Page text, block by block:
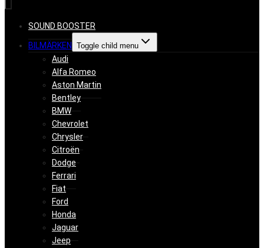
SOUND BOOSTER
BILMÄRKEN Toggle child menu
Audi
Alfa Romeo
Aston Martin
Bentley
BMW
Chevrolet
Chrysler
Citroën
Dodge
Ferrari
Fiat
Ford
Honda
Jaguar
Jeep